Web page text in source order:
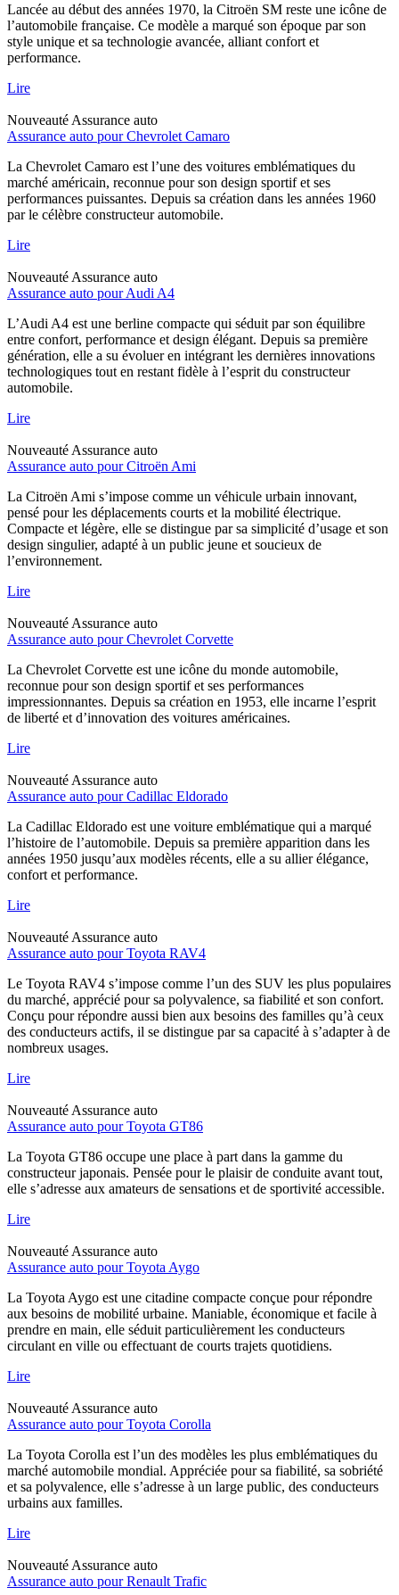
Lancée au début des années 1970, la Citroën SM reste une icône de
l’automobile française. Ce modèle a marqué son époque par son
style unique et sa technologie avancée, alliant confort et
performance.
Lire
Nouveauté Assurance auto
Assurance auto pour Chevrolet Camaro
La Chevrolet Camaro est l’une des voitures emblématiques du
marché américain, reconnue pour son design sportif et ses
performances puissantes. Depuis sa création dans les années 1960
par le célèbre constructeur automobile.
Lire
Nouveauté Assurance auto
Assurance auto pour Audi A4
L’Audi A4 est une berline compacte qui séduit par son équilibre
entre confort, performance et design élégant. Depuis sa première
génération, elle a su évoluer en intégrant les dernières innovations
technologiques tout en restant fidèle à l’esprit du constructeur
automobile.
Lire
Nouveauté Assurance auto
Assurance auto pour Citroën Ami
La Citroën Ami s’impose comme un véhicule urbain innovant,
pensé pour les déplacements courts et la mobilité électrique.
Compacte et légère, elle se distingue par sa simplicité d’usage et son
design singulier, adapté à un public jeune et soucieux de
l’environnement.
Lire
Nouveauté Assurance auto
Assurance auto pour Chevrolet Corvette
La Chevrolet Corvette est une icône du monde automobile,
reconnue pour son design sportif et ses performances
impressionnantes. Depuis sa création en 1953, elle incarne l’esprit
de liberté et d’innovation des voitures américaines.
Lire
Nouveauté Assurance auto
Assurance auto pour Cadillac Eldorado
La Cadillac Eldorado est une voiture emblématique qui a marqué
l’histoire de l’automobile. Depuis sa première apparition dans les
années 1950 jusqu’aux modèles récents, elle a su allier élégance,
confort et performance.
Lire
Nouveauté Assurance auto
Assurance auto pour Toyota RAV4
Le Toyota RAV4 s’impose comme l’un des SUV les plus populaires
du marché, apprécié pour sa polyvalence, sa fiabilité et son confort.
Conçu pour répondre aussi bien aux besoins des familles qu’à ceux
des conducteurs actifs, il se distingue par sa capacité à s’adapter à de
nombreux usages.
Lire
Nouveauté Assurance auto
Assurance auto pour Toyota GT86
La Toyota GT86 occupe une place à part dans la gamme du
constructeur japonais. Pensée pour le plaisir de conduite avant tout,
elle s’adresse aux amateurs de sensations et de sportivité accessible.
Lire
Nouveauté Assurance auto
Assurance auto pour Toyota Aygo
La Toyota Aygo est une citadine compacte conçue pour répondre
aux besoins de mobilité urbaine. Maniable, économique et facile à
prendre en main, elle séduit particulièrement les conducteurs
circulant en ville ou effectuant de courts trajets quotidiens.
Lire
Nouveauté Assurance auto
Assurance auto pour Toyota Corolla
La Toyota Corolla est l’un des modèles les plus emblématiques du
marché automobile mondial. Appréciée pour sa fiabilité, sa sobriété
et sa polyvalence, elle s’adresse à un large public, des conducteurs
urbains aux familles.
Lire
Nouveauté Assurance auto
Assurance auto pour Renault Trafic